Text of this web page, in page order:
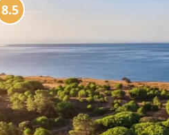
8.5